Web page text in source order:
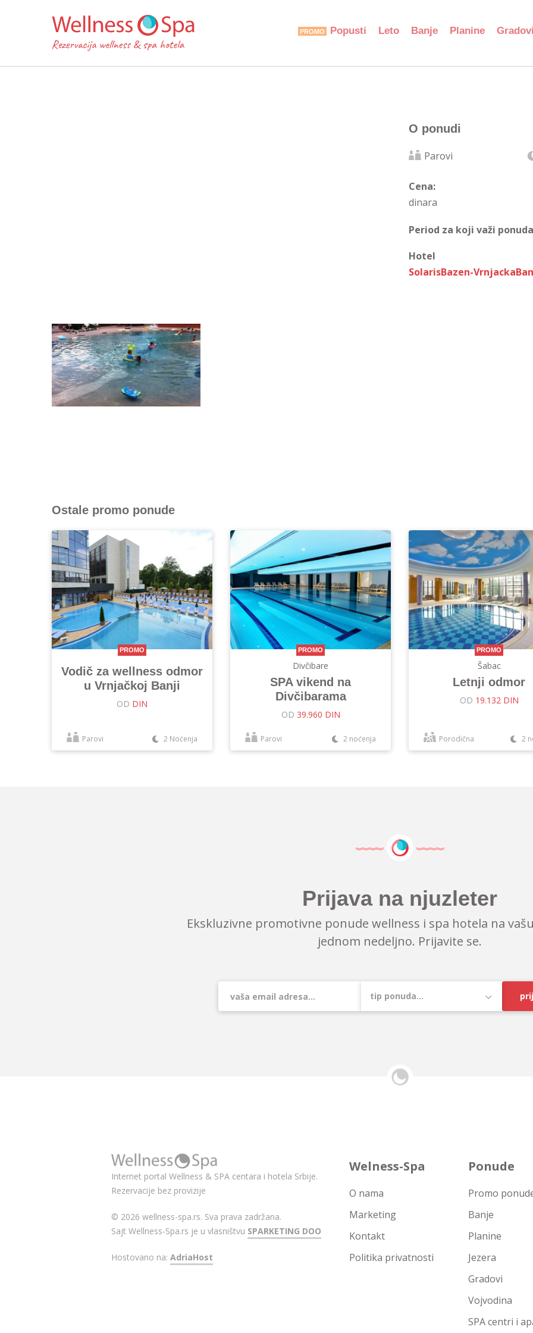
Popusti Leto Banje Planine
O ponudi
Parovi
Cena:
dinara
Period za koji važi
Hotel
SolarisBazen-
Ostale promo ponude
PROMO
Vodič za wellness odmor
u Vrnjačkoj Banji
OD DIN
Parovi 2 Noćenja
PROMO
Divčibare
SPA vikend na
Divčibarama
OD 39.960 DIN
Parovi 2 noćenja
PROMO
Šabac
Letnji odmor
OD 19.132 DIN
Porodična 2
Prijava na njuzleter
Ekskluzivne promotivne ponude wellness i spa hotela na
jednom nedeljno. Prijavite se.
Internet portal Wellness & SPA centara i hotela Srbije.
Rezervacije bez provizije
© 2026 wellness-spa.rs. Sva prava zadržana.
Sajt Wellness-Spa.rs je u vlasništvu SPARKETING DOO
Hostovano na: AdriaHost
Welness-Spa
O nama
Marketing
Kontakt
Politika privatnosti
Ponude
Promo
Banje
Planine
Jezera
Gradovi
Vojvodina
SPA centri i